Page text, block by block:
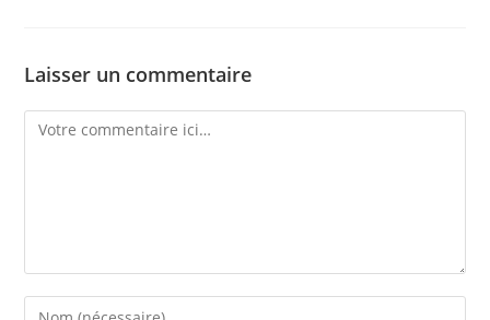
Laisser un commentaire
Comment
Enter